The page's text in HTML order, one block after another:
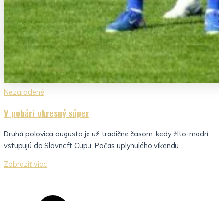
Nezaradené
V pohári okresný súper
Druhá polovica augusta je už tradične časom, kedy žlto-modrí
vstupujú do Slovnaft Cupu. Počas uplynulého víkendu...
Zobraziť viac